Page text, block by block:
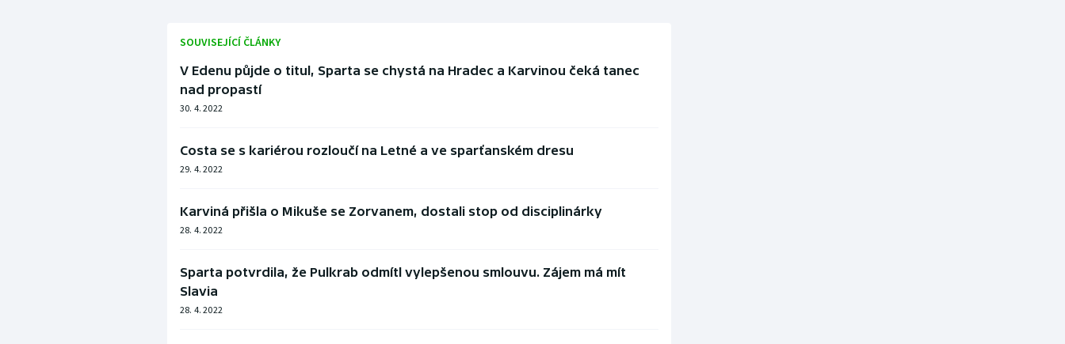
SOUVISEJÍCÍ ČLÁNKY
V Edenu půjde o titul, Sparta se chystá na Hradec a Karvinou čeká tanec
nad propastí
30. 4. 2022
Costa se s kariérou rozloučí na Letné a ve sparťanském dresu
29. 4. 2022
Karviná přišla o Mikuše se Zorvanem, dostali stop od disciplinárky
28. 4. 2022
Sparta potvrdila, že Pulkrab odmítl vylepšenou smlouvu. Zájem má mít
Slavia
28. 4. 2022